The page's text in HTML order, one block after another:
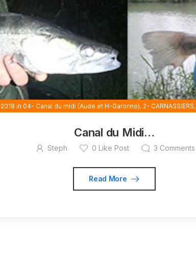
in 04- Canal du midi (Aude et H-Garonne), 2- CARNASSIERS,
Canal du Midi…
Steph 0 Like Post 3 Comments
Read More